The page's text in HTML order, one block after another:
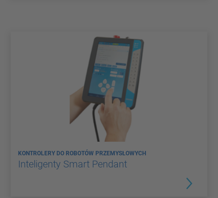
KONTROLERY DO ROBOTÓW PRZEMYSŁOWYCH
Inteligenty Smart Pendant